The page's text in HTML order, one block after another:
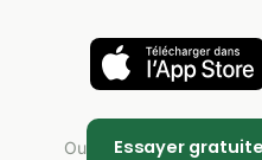
Ou Essayer